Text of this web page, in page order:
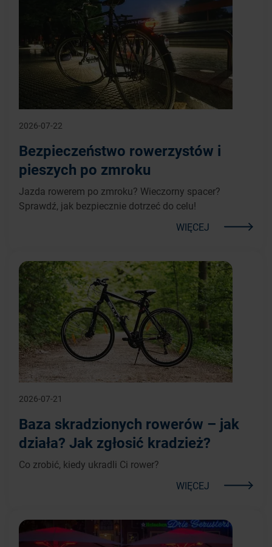
2026-07-22
Bezpieczeństwo rowerzystów i
pieszych po zmroku
Jazda rowerem po zmroku? Wieczorny spacer?
Sprawdź, jak bezpiecznie dotrzeć do celu!
WIĘCEJ
2026-07-21
Baza skradzionych rowerów – jak
działa? Jak zgłosić kradzież?
Co zrobić, kiedy ukradli Ci rower?
WIĘCEJ